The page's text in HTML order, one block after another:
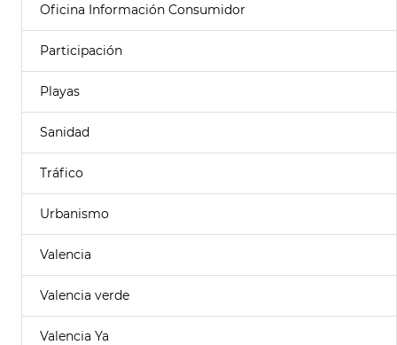
Oficina Información Consumidor
Participación
Playas
Sanidad
Tráfico
Urbanismo
Valencia
Valencia verde
Valencia Ya